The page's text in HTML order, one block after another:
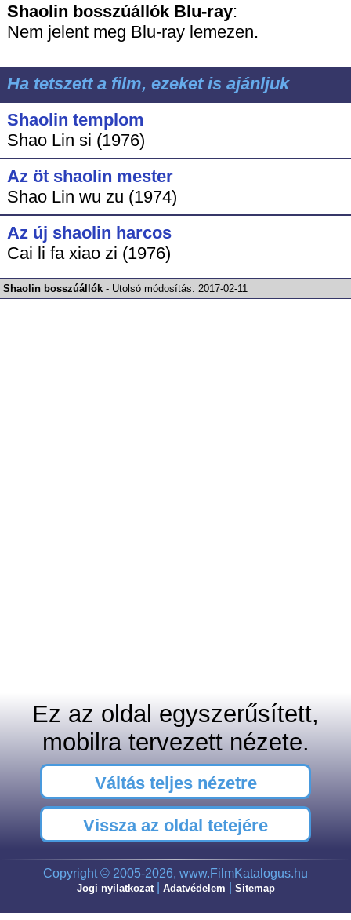
Shaolin bosszúállók Blu-ray:
Nem jelent meg Blu-ray lemezen.
Ha tetszett a film, ezeket is ajánljuk
Shaolin templom
Shao Lin si (1976)
Az öt shaolin mester
Shao Lin wu zu (1974)
Az új shaolin harcos
Cai li fa xiao zi (1976)
Shaolin bosszúállók - Utolsó módosítás:2017-02-11
Ez az oldal egyszerűsített,
mobilra tervezett nézete.
Váltás teljes nézetre
Vissza az oldal tetejére
Copyright © 2005-2026, www.FilmKatalogus.hu
Jogi nyilatkozat| Adatvédelem Sitemap